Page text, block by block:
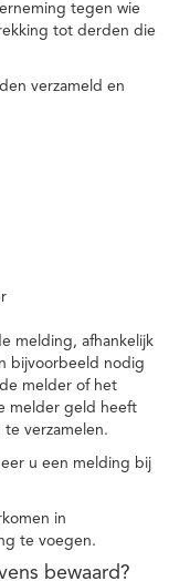
tegen wie
tot derden die
verzameld en
melding, afhankelijk
bijvoorbeeld nodig
melder of het
melder geld heeft
verzamelen.
u een melding bij
in
te voegen.
bewaard?